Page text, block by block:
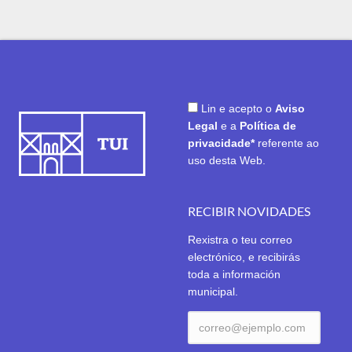
Lin e acepto o Aviso
Legal e a Política de
privacidade* referente ao
uso desta Web.
RECIBIR NOVIDADES
Rexistra o teu correo
electrónico, e recibirás
toda a información
municipal.